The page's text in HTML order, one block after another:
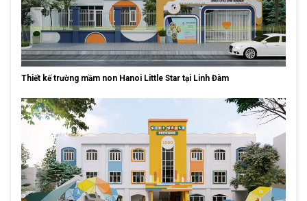
Thiết kế trường mầm non Hanoi Little Star tại Linh Đàm